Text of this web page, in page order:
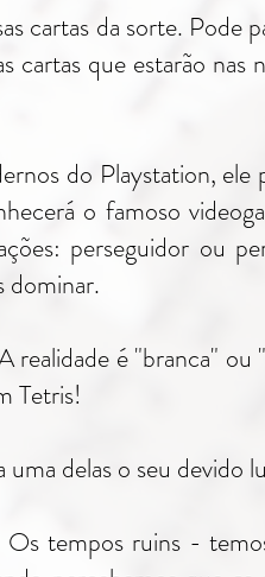
cartas da sorte. Pode
cartas que estarão nas
do Playstation, ele
o famoso
perseguidor ou
dominar.
realidade é "branca"
Tetris!
delas o seu devido
Os tempos ruins -